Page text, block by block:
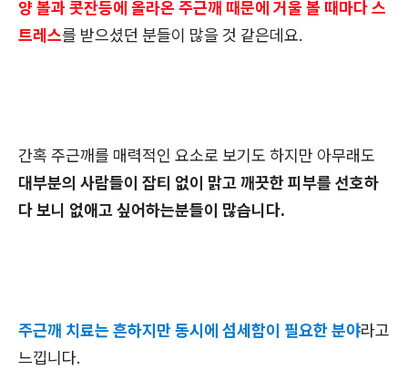
양 볼과 콧잔등에 올라온 주근깨 때문에 거울 볼 때마다 스
트레스를 받으셨던 분들이 많을 것 같은데요.
간혹 주근깨를 매력적인 요소로 보기도 하지만 아무래도
대부분의 사람들이 잡티 없이 맑고 깨끗한 피부를 선호하
다 보니 없애고 싶어하는분들이 많습니다.
주근깨 치료는 흔하지만 동시에 섬세함이 필요한 분야라고
느낍니다.